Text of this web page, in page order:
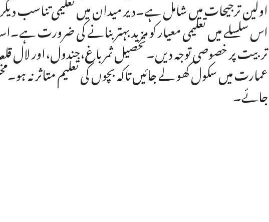
اولین ترجیحات میں شامل ہے۔دیر میدان میں تعلیمی تناسب
اس سلسلے میں تعلیمی معیار کو مزید بہتر بنانے کی ضرورت
تربیت پر خصوصی توجہ دیں۔تحصیل ثمر باغ،جندول،اور لال
عمارت میں سکول کھو لے جائیں تاکہ بچوں کی تعلیم متاثر نہ
جائے۔